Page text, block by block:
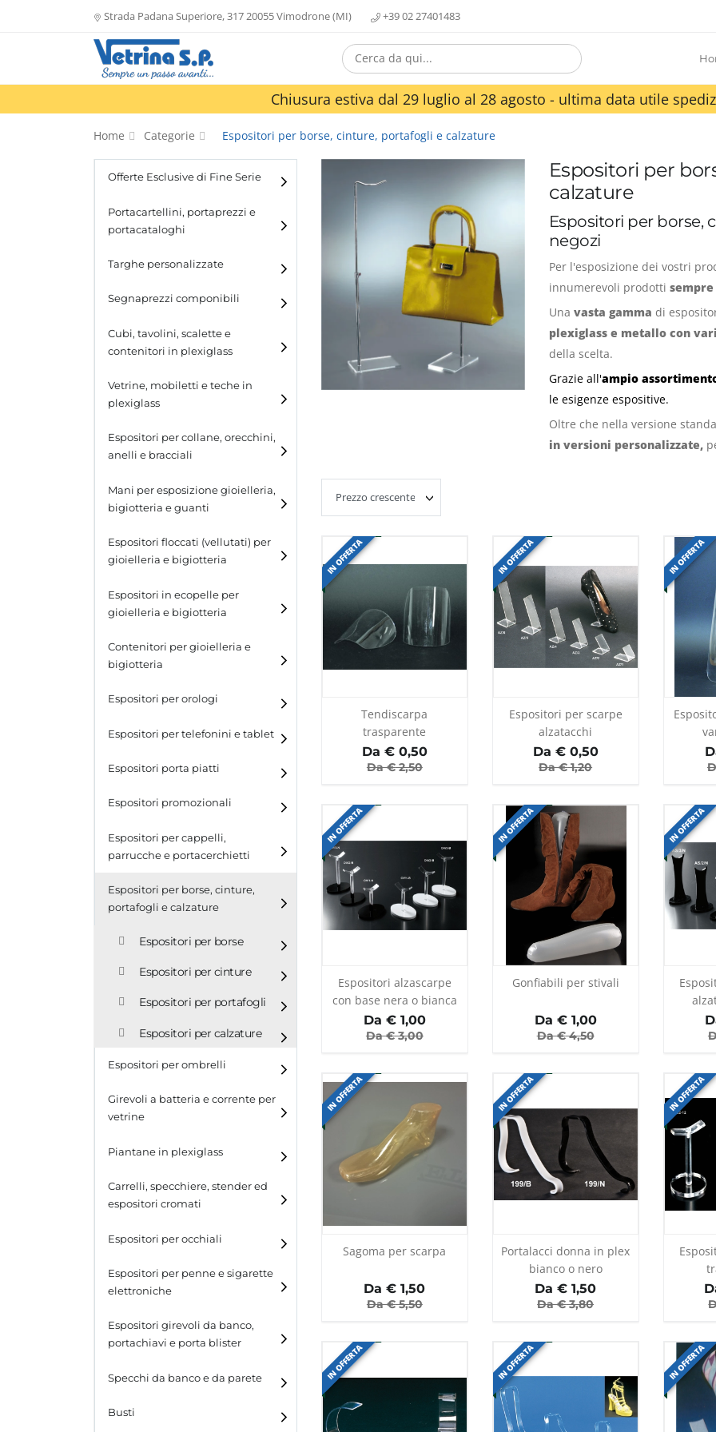
Strada Padana Superiore, 317 20055 Vimodrone (MI) +39 02 27401483
Chiusura estiva dal 29 luglio al 28 agosto - ultima data utile
Home Categorie Espositori per borse, cinture, portafogli e calzature
Offerte Esclusive di Fine Serie
Portacartellini, portaprezzi e
portacataloghi
Portacartellini
Portacataloghi
Targhe personalizzate
Segnaprezzi componibili
Cubi, tavolini, scalette e
contenitori in plexiglass
Cubi
Scalette
Vetrine, mobiletti e teche in
plexiglass
Espositori per collane, orecchini,
anelli e bracciali
Espositori per collane
Espositori per anelli
Mani per esposizione gioielleria,
bigiotteria e guanti
Espositori floccati (vellutati) per
gioielleria e bigiotteria
Espositori in ecopelle per
gioielleria e bigiotteria
Contenitori per gioielleria e
bigiotteria
Espositori per orologi
Espositori per telefonini e tablet
Espositori porta piatti
Espositori promozionali
Espositori per cappelli,
parrucche e portacerchietti
Espositori per cappelli e
parrucche
Espositori per borse, cinture,
portafogli e calzature
Espositori per borse
Espositori per cinture
Espositori per portafogli
Espositori per calzature
Espositori per ombrelli
Girevoli a batteria e corrente per
vetrine
Piantane in plexiglass
Carrelli, specchiere, stender ed
espositori cromati
Espositori per occhiali
Espositori per penne e sigarette
elettroniche
Espositori girevoli da banco,
portachiavi e porta blister
Espositori girevoli da
Specchi da banco e da parete
Busti
Espositori per
calzature
Espositori per borse,
negozi
Per l'esposizione dei vostri
innumerevoli prodotti
Una vasta gamma di
plexiglass e metallo con
della scelta.
Grazie all'ampio
le esigenze espositive.
Oltre che nella versione
in versioni personalizzate,
IN OFFERTA
Tendiscarpa
trasparente
Da €0,50
Da €2,50
IN OFFERTA
Espositori per scarpe
alzatacchi
Da €0,50
Da €1,20
IN OFFERTA
IN OFFERTA
Espositori alzascarpe
con base nera o bianca
Da €1,00
Da €3,00
IN OFFERTA
Gonfiabili per stivali
Da €1,00
Da €4,50
IN OFFERTA
IN OFFERTA
Sagoma per scarpa
Da € 1,50
Da €5,50
IN OFFERTA
Portalacci donna in plex
bianco o nero
Da € 1,50
Da €3,80
IN OFFERTA
IN OFFERTA IN OFFERTA IN OFFERTA